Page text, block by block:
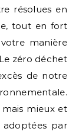
résolues en
tout en fort
manière
zéro déchet
de notre
mieux et
par